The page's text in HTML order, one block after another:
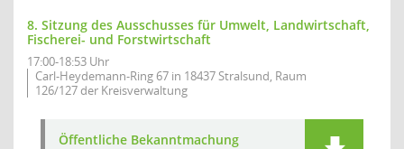
8. Sitzung des Ausschusses für Umwelt, Landwirtschaft,
Fischerei- und Forstwirtschaft
17:00-18:53 Uhr
Carl-Heydemann-Ring 67 in 18437 Stralsund, Raum
126/127 der Kreisverwaltung
Öffentliche Bekanntmachung